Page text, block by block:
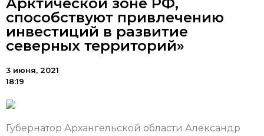
способствуют привлечению
инвестиций в развитие
северных территорий»
3 июня, 2021
18:19
Губернатор Архангельской области Александр